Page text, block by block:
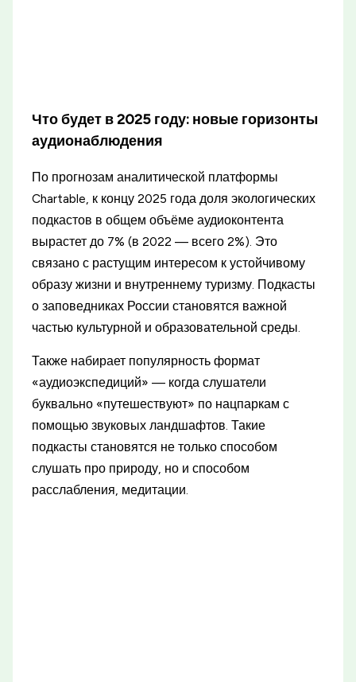
Что будет в 2025 году: новые горизонты
аудионаблюдения
По прогнозам аналитической платформы
Chartable, к концу 2025 года доля экологических
подкастов в общем объёме аудиоконтента
вырастет до 7% (в 2022 — всего 2%). Это
связано с растущим интересом к устойчивому
образу жизни и внутреннему туризму. Подкасты
о заповедниках России становятся важной
частью культурной и образовательной среды.
Также набирает популярность формат
«аудиоэкспедиций» — когда слушатели
буквально «путешествуют» по нацпаркам с
помощью звуковых ландшафтов. Такие
подкасты становятся не только способом
слушать про природу, но и способом
расслабления, медитации.